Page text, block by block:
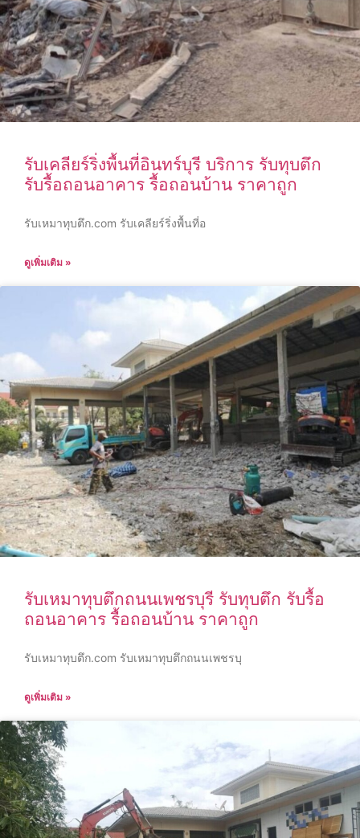
รับเคลียร์ริ่งพื้นที่อินทร์บุรี บริการ รับทุบตึก
รับรื้อถอนอาคาร รื้อถอนบ้าน ราคาถูก
รับเหมาทุบตึก.com รับเคลียร์ริ่งพื้นที่อ
ดูเพิ่มเติม »
รับเหมาทุบตึกถนนเพชรบุรี รับทุบตึก รับรื้อ
ถอนอาคาร รื้อถอนบ้าน ราคาถูก
รับเหมาทุบตึก.com รับเหมาทุบตึกถนนเพชรบุ
ดูเพิ่มเติม »